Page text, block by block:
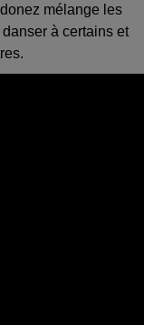
mélange les
à certains et